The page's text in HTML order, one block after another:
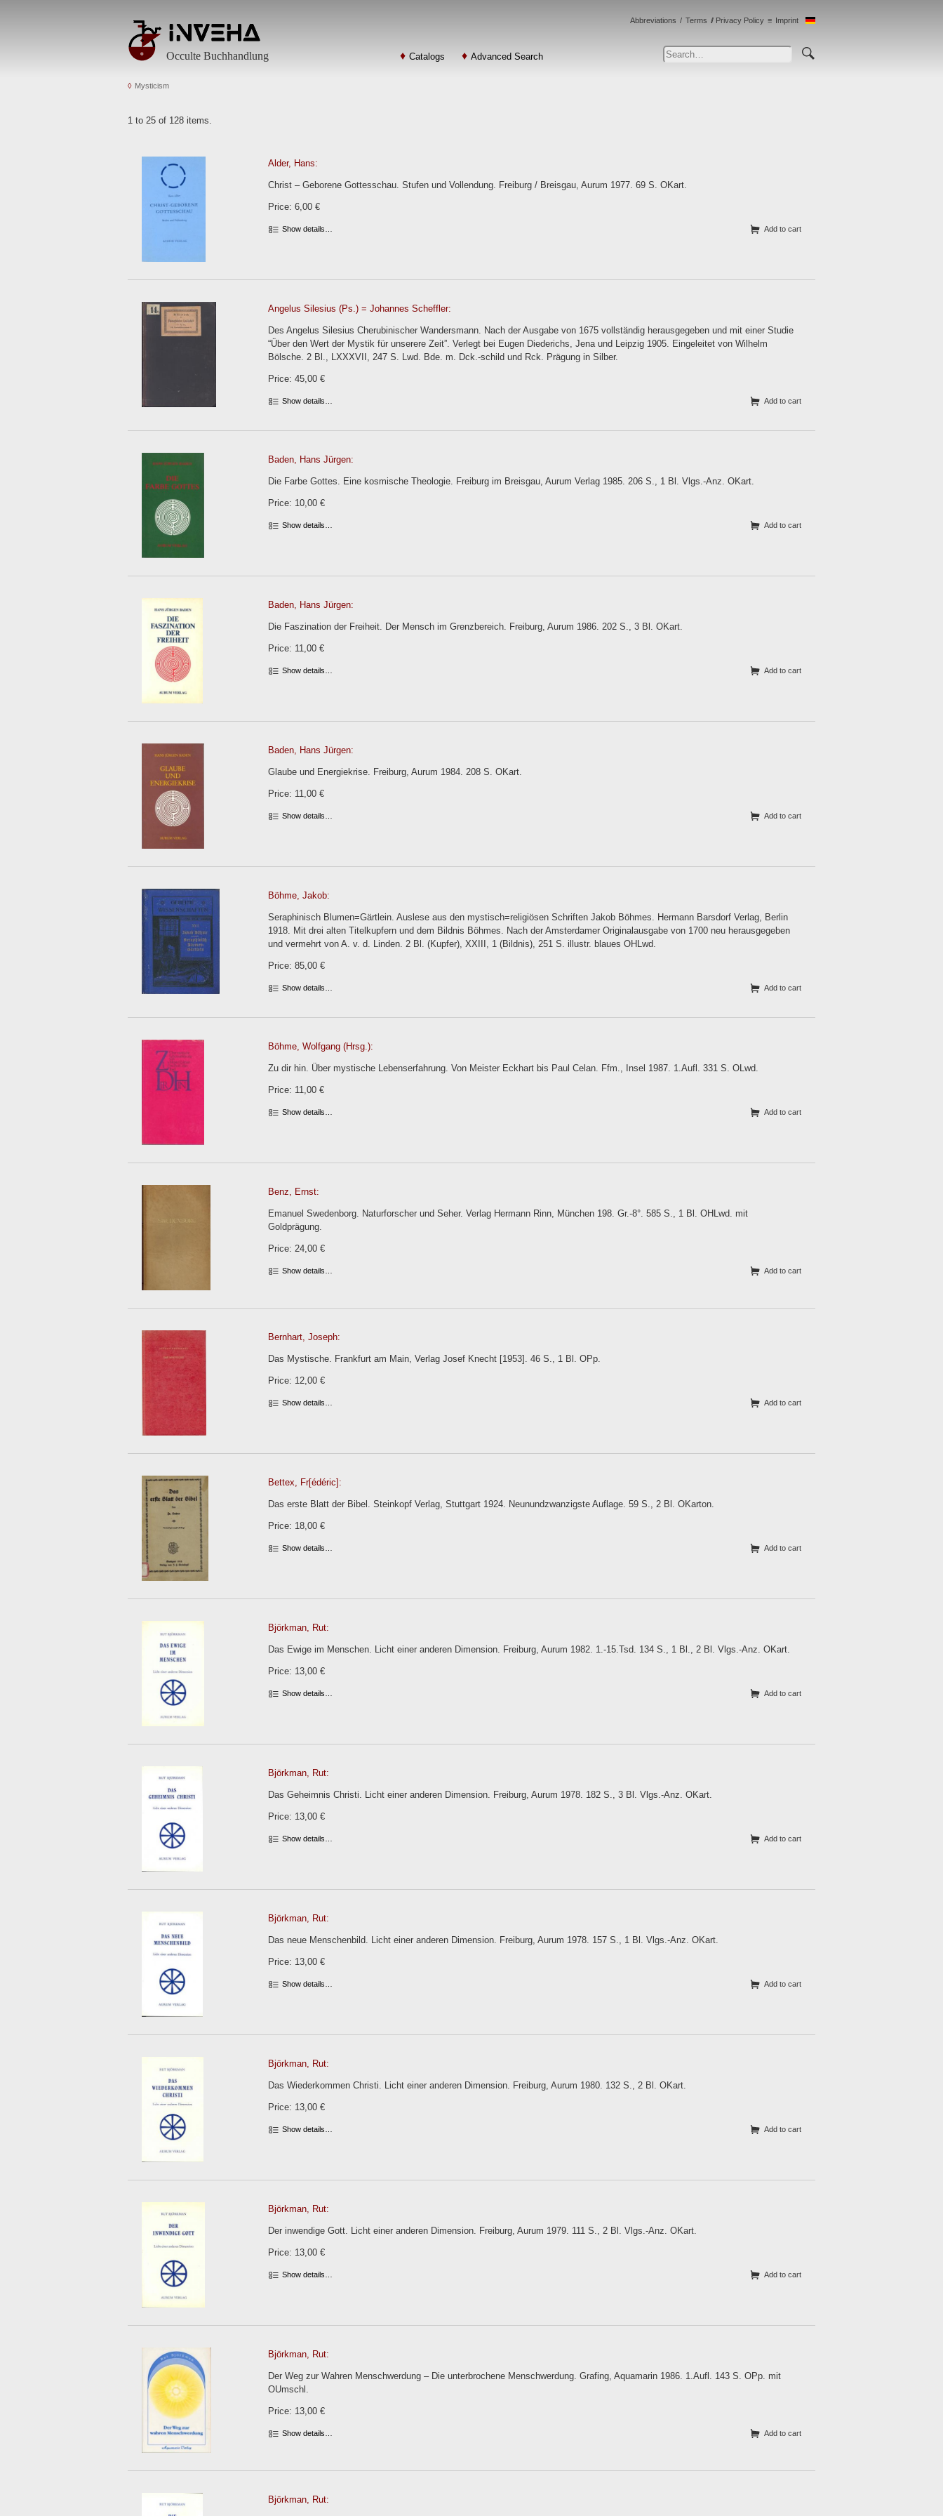
Occulte Buchhandlung Catalogs Advanced Search
Abbreviations Terms Privacy Policy Imprint
Mysticism
1 to 25 of 128 items.
Alder, Hans:
Christ – Geborene Gottesschau. Stufen und Vollendung. Freiburg / Breisgau, Aurum 1977. 69 S. OKart.
Price: 6,00 €
Show details… Add to cart
Angelus Silesius (Ps.) = Johannes Scheffler:
Des Angelus Silesius Cherubinischer Wandersmann. Nach der Ausgabe von 1675 vollständig herausgegeben und mit einer Studie
“Über den Wert der Mystik für unserere Zeit”. Verlegt bei Eugen Diederichs, Jena und Leipzig 1905. Eingeleitet von Wilhelm
Bölsche. 2 Bl., LXXXVII, 247 S. Lwd. Bde. m. Dck.-schild und Rck. Prägung in Silber.
Price: 45,00 €
Show details… Add to cart
Baden, Hans Jürgen:
Die Farbe Gottes. Eine kosmische Theologie. Freiburg im Breisgau, Aurum Verlag 1985. 206 S., 1 Bl. Vlgs.-Anz. OKart.
Price: 10,00 €
Show details… Add to cart
Baden, Hans Jürgen:
Die Faszination der Freiheit. Der Mensch im Grenzbereich. Freiburg, Aurum 1986. 202 S., 3 Bl. OKart.
Price: 11,00 €
Show details… Add to cart
Baden, Hans Jürgen:
Glaube und Energiekrise. Freiburg, Aurum 1984. 208 S. OKart.
Price: 11,00 €
Show details… Add to cart
Böhme, Jakob:
Seraphinisch Blumen=Gärtlein. Auslese aus den mystisch=religiösen Schriften Jakob Böhmes. Hermann Barsdorf Verlag, Berlin
1918. Mit drei alten Titelkupfern und dem Bildnis Böhmes. Nach der Amsterdamer Originalausgabe von 1700 neu herausgegeben
und vermehrt von A. v. d. Linden. 2 Bl. (Kupfer), XXIII, 1 (Bildnis), 251 S. illustr. blaues OHLwd.
Price: 85,00 €
Show details… Add to cart
Böhme, Wolfgang (Hrsg.):
Zu dir hin. Über mystische Lebenserfahrung. Von Meister Eckhart bis Paul Celan. Ffm., Insel 1987. 1.Aufl. 331 S. OLwd.
Price: 11,00 €
Show details… Add to cart
Benz, Ernst:
Emanuel Swedenborg. Naturforscher und Seher. Verlag Hermann Rinn, München 198. Gr.-8°. 585 S., 1 Bl. OHLwd. mit
Goldprägung.
Price: 24,00 €
Show details… Add to cart
Bernhart, Joseph:
Das Mystische. Frankfurt am Main, Verlag Josef Knecht [1953]. 46 S., 1 Bl. OPp.
Price: 12,00 €
Show details… Add to cart
Bettex, Fr[édéric]:
Das erste Blatt der Bibel. Steinkopf Verlag, Stuttgart 1924. Neunundzwanzigste Auflage. 59 S., 2 Bl. OKarton.
Price: 18,00 €
Show details… Add to cart
Björkman, Rut:
Das Ewige im Menschen. Licht einer anderen Dimension. Freiburg, Aurum 1982. 1.-15.Tsd. 134 S., 1 Bl., 2 Bl. Vlgs.-Anz. OKart.
Price: 13,00 €
Show details… Add to cart
Björkman, Rut:
Das Geheimnis Christi. Licht einer anderen Dimension. Freiburg, Aurum 1978. 182 S., 3 Bl. Vlgs.-Anz. OKart.
Price: 13,00 €
Show details… Add to cart
Björkman, Rut:
Das neue Menschenbild. Licht einer anderen Dimension. Freiburg, Aurum 1978. 157 S., 1 Bl. Vlgs.-Anz. OKart.
Price: 13,00 €
Show details… Add to cart
Björkman, Rut:
Das Wiederkommen Christi. Licht einer anderen Dimension. Freiburg, Aurum 1980. 132 S., 2 Bl. OKart.
Price: 13,00 €
Show details… Add to cart
Björkman, Rut:
Der inwendige Gott. Licht einer anderen Dimension. Freiburg, Aurum 1979. 111 S., 2 Bl. Vlgs.-Anz. OKart.
Price: 13,00 €
Show details… Add to cart
Björkman, Rut:
Der Weg zur Wahren Menschwerdung – Die unterbrochene Menschwerdung. Grafing, Aquamarin 1986. 1.Aufl. 143 S. OPp. mit
OUmschl.
Price: 13,00 €
Show details… Add to cart
Björkman, Rut: